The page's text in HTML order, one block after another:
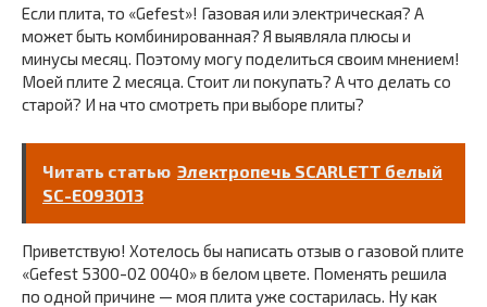
Если плита, то «Gefest»! Газовая или электрическая? А
может быть комбинированная? Я выявляла плюсы и
минусы месяц. Поэтому могу поделиться своим мнением!
Моей плите 2 месяца. Стоит ли покупать? А что делать со
старой? И на что смотреть при выборе плиты?
Читать статью Электропечь SCARLETT белый
SC-EO93O13
Приветствую! Хотелось бы написать отзыв о газовой плите
«Gefest 5300-02 0040» в белом цвете. Поменять решила
по одной причине — моя плита уже состарилась. Ну как